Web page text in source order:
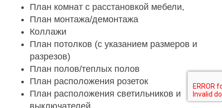
План комнат с расстановкой мебели,
План монтажа/демонтажа
Коллажи
План потолков (с указанием размеров и
разрезов)
План полов/теплых полов
План расположения розеток
План расположения светильников и
выключателей